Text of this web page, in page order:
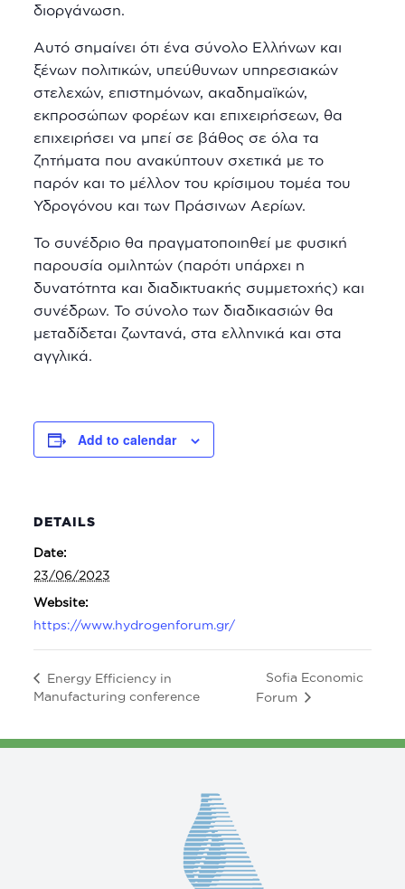
διοργάνωση.
Αυτό σημαίνει ότι ένα σύνολο Ελλήνων και
ξένων πολιτικών, υπεύθυνων υπηρεσιακών
στελεχών, επιστημόνων, ακαδημαϊκών,
εκπροσώπων φορέων και επιχειρήσεων, θα
επιχειρήσει να μπεί σε βάθος σε όλα τα
ζητήματα που ανακύπτουν σχετικά με το
παρόν και το μέλλον του κρίσιμου τομέα του
Υδρογόνου και των Πράσινων Αερίων.
Το συνέδριο θα πραγματοποιηθεί με φυσική
παρουσία ομιλητών (παρότι υπάρχει η
δυνατότητα και διαδικτυακής συμμετοχής) και
συνέδρων. Το σύνολο των διαδικασιών θα
μεταδίδεται ζωντανά, στα ελληνικά και στα
αγγλικά.
Add to calendar
DETAILS
Date:
23/06/2023
Website:
https://www.hydrogenforum.gr/
Energy Efficiency in
Manufacturing conference
Sofia Economic
Forum